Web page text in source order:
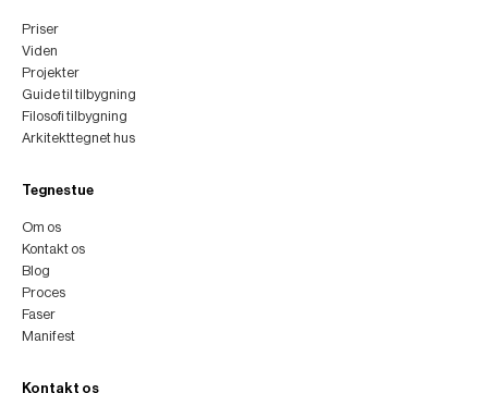
Priser
Viden
Projekter
Guide til tilbygning
Filosofi tilbygning
Arkitekttegnet hus
Tegnestue
Om os
Kontakt os
Blog
Proces
Faser
Manifest
Kontakt os